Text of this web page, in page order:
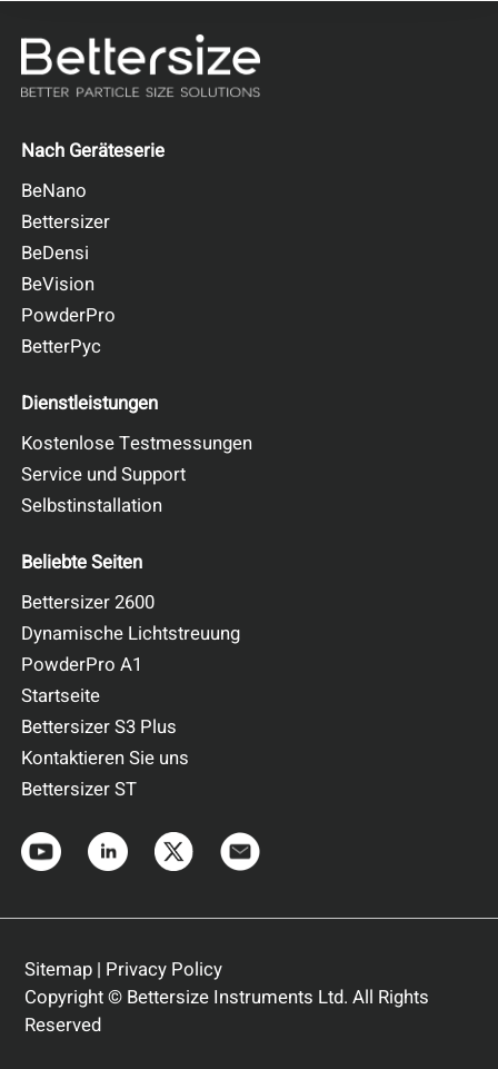
Nach Geräteserie
BeNano
Bettersizer
BeDensi
BeVision
PowderPro
BetterPyc
Dienstleistungen
Kostenlose Testmessungen
Service und Support
Selbstinstallation
Beliebte Seiten
Bettersizer 2600
Dynamische Lichtstreuung
PowderPro A1
Startseite
Bettersizer S3 Plus
Kontaktieren Sie uns
Bettersizer ST
Sitemap| Privacy Policy
Copyright © Bettersize Instruments Ltd. All Rights
Reserved